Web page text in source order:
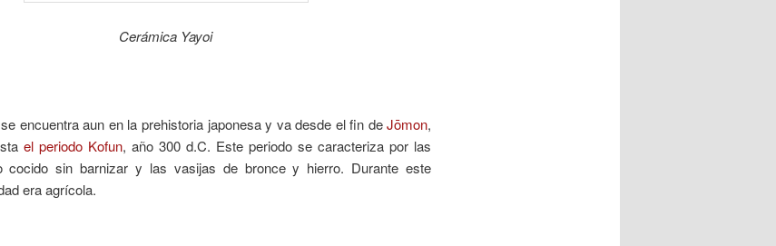
Cerámica Yayoi
encuentra aun en la prehistoria japonesa y va desde el fin deJōmon,
el periodo Kofun, año 300 d.C. Este periodo se caracteriza por las
cocido sin barnizar y las vasijas de bronce y hierro. Durante este
era agrícola.